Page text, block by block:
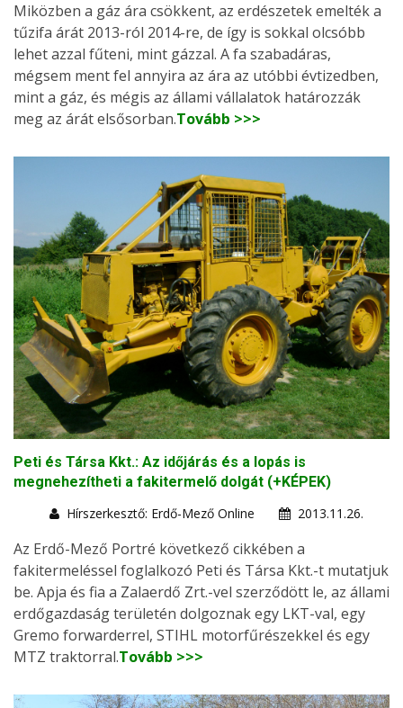
Miközben a gáz ára csökkent, az erdészetek emelték a
tűzifa árát 2013-ról 2014-re, de így is sokkal olcsóbb
lehet azzal fűteni, mint gázzal. A fa szabadáras,
mégsem ment fel annyira az ára az utóbbi évtizedben,
mint a gáz, és mégis az állami vállalatok határozzák
meg az árát elsősorban.Tovább >>>
Peti és Társa Kkt.: Az időjárás és a lopás is
megnehezítheti a fakitermelő dolgát (+KÉPEK)
Hírszerkesztő: Erdő-Mező Online
2013.11.26.
Az Erdő-Mező Portré következő cikkében a
fakitermeléssel foglalkozó Peti és Társa Kkt.-t mutatjuk
be. Apja és fia a Zalaerdő Zrt.-vel szerződött le, az állami
erdőgazdaság területén dolgoznak egy LKT-val, egy
Gremo forwarderrel, STIHL motorfűrészekkel és egy
MTZ traktorral.Tovább >>>